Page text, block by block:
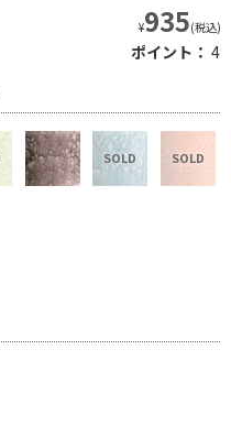
¥935(税込)
ポイント： 4